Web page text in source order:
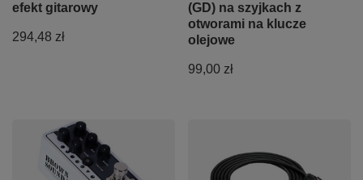
efekt gitarowy
294,48 zł
(GD) na szyjkach z
otworami na klucze
olejowe
99,00 zł